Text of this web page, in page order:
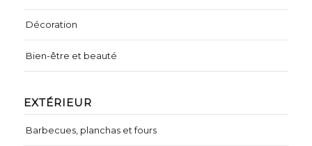
Décoration
Bien-être et beauté
EXTÉRIEUR
Barbecues, planchas et fours